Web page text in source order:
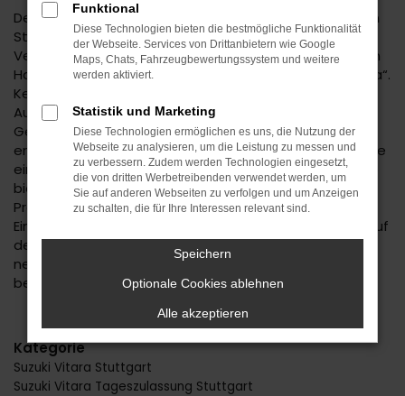
Der Suzuki Vitara ist eine kluge Wahl für Ihre Mobilität in
Stuttgart. Bei diesem Fahrzeug gehen
Vernunftsargumente und emotionale Aspekte Hand in
Hand und geben beide den Ausschlag für ein klares „Ja“.
Kennzeichnend für den Suzuki Vitara ist die
Ausstattung. Unabhängig davon, ob Sie sich für einen
Gebrauchtwagen und damit für ein älteres Baujahr
entscheiden oder einen Neuwagen wählen erhalten Sie
ein rundum tadelloses Modell. Wir vom Autohaus Daub
bieten Ihnen den Suzuki Vitara zu einem exzellenten
Preis und ermöglichen zudem immer wieder das
Einsteigen in Sondermodelle. Wenn Sie Ihre Mobilität auf
den Straßen von Stuttgart und Umgebung auf ein
neues Level heben möchten, ist der Suzuki Vitara
bestens geeignet.
Kategorie
Suzuki Vitara Stuttgart
Suzuki Vitara Tageszulassung Stuttgart
Funktional
Diese Technologien bieten die bestmögliche Funktionalität
der Webseite. Services von Drittanbietern wie Google
Maps, Chats, Fahrzeugbewertungssystem und weitere
werden aktiviert.
Statistik und Marketing
Diese Technologien ermöglichen es uns, die Nutzung der
Webseite zu analysieren, um die Leistung zu messen und
zu verbessern. Zudem werden Technologien eingesetzt,
die von dritten Werbetreibenden verwendet werden, um
Sie auf anderen Webseiten zu verfolgen und um Anzeigen
zu schalten, die für Ihre Interessen relevant sind.
Speichern
Optionale Cookies ablehnen
Alle akzeptieren